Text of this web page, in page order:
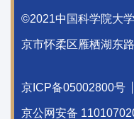
©2021中国科学院大
京市怀柔区雁栖湖东
京ICP备05002800号
京公网安备